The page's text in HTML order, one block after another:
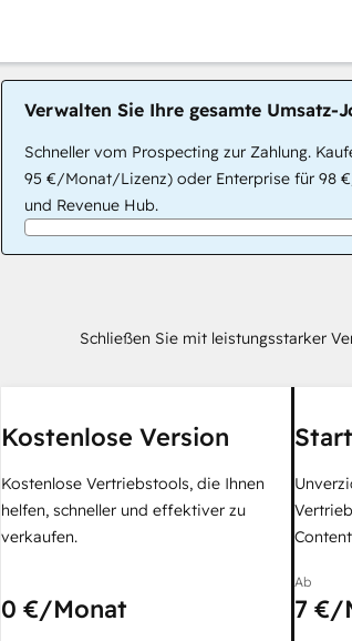
Verwalten Sie Ihre gesamte
Schneller vom Prospecting zur Zahlung.
95 €/Monat/Lizenz) oder Enterprise für 98
und Revenue Hub.
Schließen Sie mit leistungsstarker
Kostenlose Version
Kostenlose Vertriebstools, die Ihnen
helfen, schneller und effektiver zu
verkaufen.
0 €/Monat
Ab
7 €/